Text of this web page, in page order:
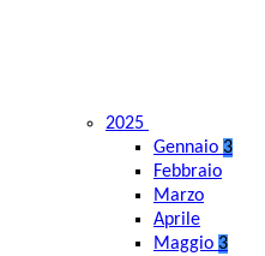
2025
Gennaio 3
Febbraio
Marzo
Aprile
Maggio 3